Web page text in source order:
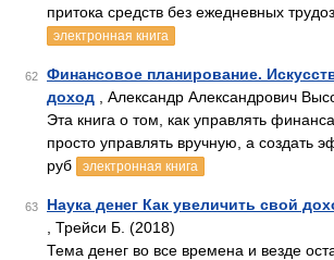
притока средств без ежедневных
электронная книга
62
Финансовое планирование.
доход , Александр Александрович
Эта книга о том, как управлять
просто управлять вручную, а создать
руб
электронная книга
63
Наука денег Как увеличить свой
, Трейси Б. (2018)
Тема денег во все времена и везде